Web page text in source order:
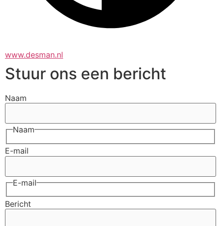
www.desman.nl
Stuur ons een bericht
Naam
Naam
E-mail
E-mail
Bericht